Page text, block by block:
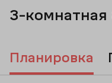
3-комнатная
Планировка